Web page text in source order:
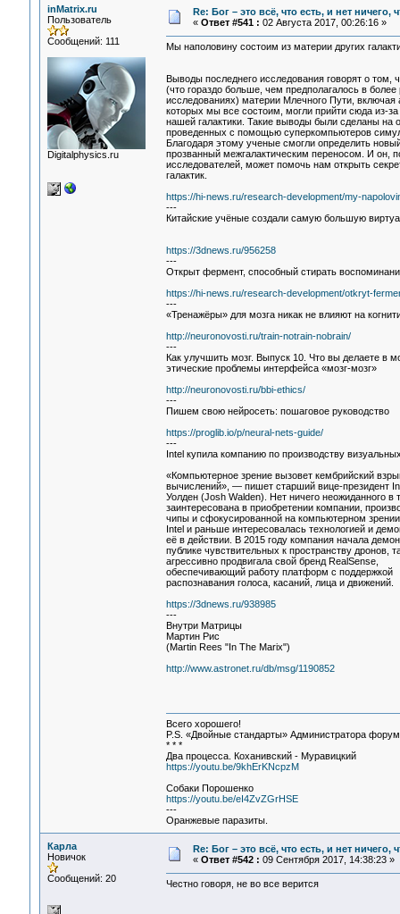
inMatrix.ru
Пользователь
Сообщений: 111
Digitalphysics.ru
Re: Бог – это всё, что есть, и нет
« Ответ #541 : 02 Августа 2017, 00:26:16 »
Мы наполовину состоим из материи других
Выводы последнего исследования говорят о том,
(что гораздо больше, чем предполагалось в более
исследованиях) материи Млечного Пути, включая
которых мы все состоим, могли прийти сюда из-за
нашей галактики. Такие выводы были сделаны на
проведенных с помощью суперкомпьютеров
Благодаря этому ученые смогли определить
прозванный межгалактическим переносом. И он,
исследователей, может помочь нам открыть
галактик.
https://hi-news.ru/research-development/my-
---
Китайские учёные создали самую большую
https://3dnews.ru/956258
---
Открыт фермент, способный стирать
https://hi-news.ru/research-development/otkryt-
---
«Тренажёры» для мозга никак не влияют на
http://neuronovosti.ru/train-notrain-nobrain/
---
Как улучшить мозг. Выпуск 10. Что вы делаете в
этические проблемы интерфейса «мозг-мозг»
http://neuronovosti.ru/bbi-ethics/
---
Пишем свою нейросеть: пошаговое руководство
https://proglib.io/p/neural-nets-guide/
---
Intel купила компанию по производству
«Компьютерное зрение вызовет кембрийский
вычислений», — пишет старший вице-президент
Уолден (Josh Walden). Нет ничего неожиданного в
заинтересована в приобретении компании,
чипы и сфокусированной на компьютерном
Intel и раньше интересовалась технологией и
её в действии. В 2015 году компания начала
публике чувствительных к пространству дронов,
агрессивно продвигала свой бренд RealSense,
обеспечивающий работу платформ с поддержкой
распознавания голоса, касаний, лица и движений.
https://3dnews.ru/938985
---
Внутри Матрицы
Мартин Рис
(Martin Rees "In The Marix")
http://www.astronet.ru/db/msg/1190852
Всего хорошего!
P.S. «Двойные стандарты» Администратора
* * *
Два процесса. Коханивский - Муравицкий
https://youtu.be/9khErKNcpzM
Собаки Порошенко
https://youtu.be/eI4ZvZGrHSE
---
Оранжевые паразиты.
Карла
Новичок
Сообщений: 20
Re: Бог – это всё, что есть, и нет
« Ответ #542 : 09 Сентября 2017, 14:38:23 »
Честно говоря, не во все верится